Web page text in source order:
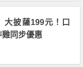
大披薩199元！口
雞同步優惠